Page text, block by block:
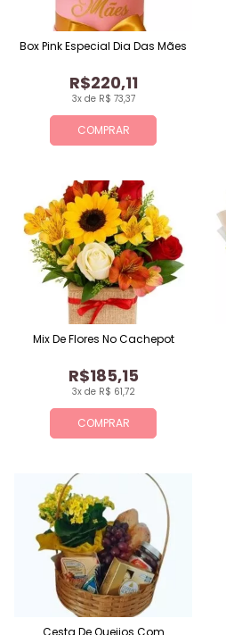
COMPRAR
3x de R$ 73,37
R$220,11
Box Pink Especial Dia Das Mães
COMPRAR
3x de R$ 61,72
R$185,15
Mix De Flores No Cachepot
Cesta De Queijos Com